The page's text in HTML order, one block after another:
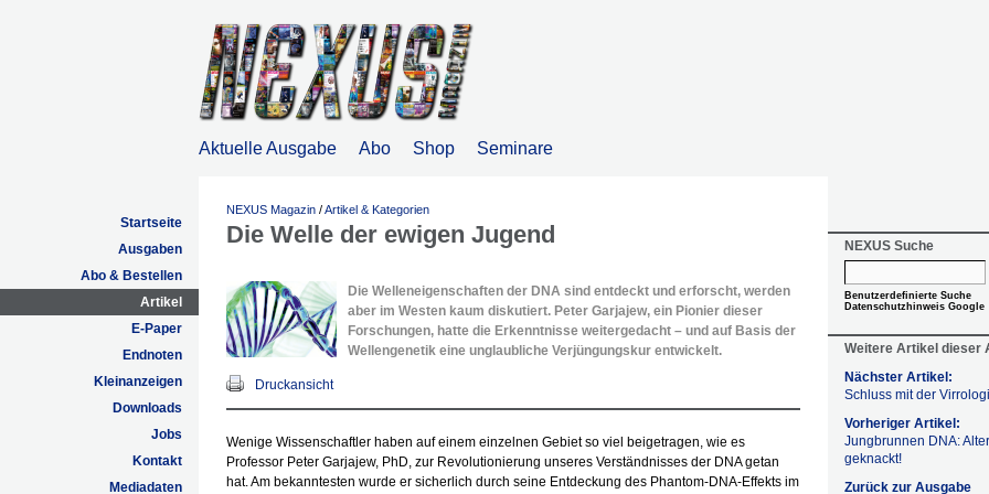
Aktuelle Ausgabe Abo Shop Seminare
Startseite
Ausgaben
Abo & Bestellen
Artikel
E-Paper
Endnoten
Kleinanzeigen
Downloads
Jobs
Kontakt
Mediadaten
NEXUS Magazin /Artikel & Kategorien
Die Welle der ewigen Jugend
Die Welleneigenschaften der DNA sind entdeckt und erforscht, werden
aber im Westen kaum diskutiert. Peter Garjajew, ein Pionier dieser
Forschungen, hatte die Erkenntnisse weitergedacht – und auf Basis der
Wellengenetik eine unglaubliche Verjüngungskur entwickelt.
Druckansicht
Wenige Wissenschaftler haben auf einem einzelnen Gebiet so viel beigetragen, wie es
Professor Peter Garjajew, PhD, zur Revolutionierung unseres Verständnisses der DNA getan
hat. Am bekanntesten wurde er sicherlich durch seine Entdeckung des Phantom-DNA-Effekts im
NEXUS Suche
Benutzerdefinierte Suche
Datenschutzhinweis Google
Weitere Artikel dieser
Nächster Artikel:
Schluss mit der
Vorheriger Artikel:
Jungbrunnen DNA:
geknackt!
Zurück zur Ausgabe